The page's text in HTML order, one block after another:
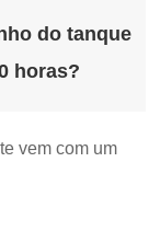
do tanque
horas?
vem com um